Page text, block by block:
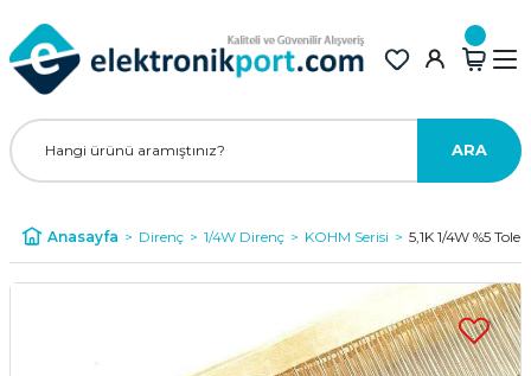
ARA
Anasayfa Direnç 1/4W Direnç KOHM Serisi 5,1K 1/4W %5